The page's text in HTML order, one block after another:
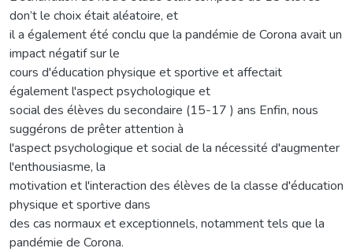
don’t le choix était aléatoire, et
il a également été conclu que la pandémie de Corona avait un
impact négatif sur le
cours d'éducation physique et sportive et affectait
également l'aspect psychologique et
social des élèves du secondaire (15-17 ) ans Enfin, nous
suggérons de prêter attention à
l'aspect psychologique et social de la nécessité d'augmenter
l'enthousiasme, la
motivation et l'interaction des élèves de la classe d'éducation
physique et sportive dans
des cas normaux et exceptionnels, notamment tels que la
pandémie de Corona.